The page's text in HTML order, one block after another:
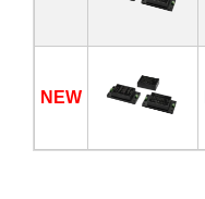
NEW